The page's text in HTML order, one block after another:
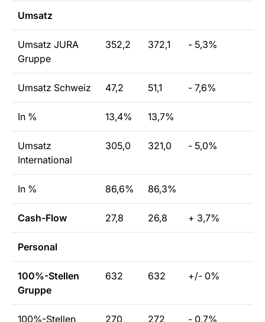
Umsatz
Umsatz JURA
Gruppe
352,2 372,1 - 5,3%
Umsatz Schweiz 47,2 51,1 - 7,6%
In % 13,4% 13,7%
Umsatz
International
305,0 321,0 - 5,0%
In % 86,6% 86,3%
Cash-Flow 27,8 26,8 + 3,7%
Personal
100%-Stellen
Gruppe
632 632 +/- 0%
100%-Stellen
270 272 - 0,7%